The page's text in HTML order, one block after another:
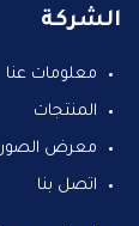
الشركة
معلومات عنا
المنتجات
معرض الصور
اتصل بنا